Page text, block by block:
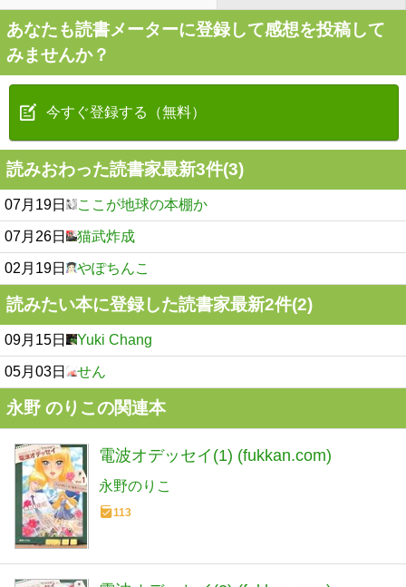
あなたも読書メーターに登録して感想を投稿して
みませんか？
今すぐ登録する（無料）
読みおわった読書家最新3件(3)
07月19日 ここが地球の本棚か
07月26日 猫武炸成
02月19日 やぽちんこ
読みたい本に登録した読書家最新2件(2)
09月15日 Yuki Chang
05月03日 せん
永野 のりこの関連本
電波オデッセイ(1) (fukkan.com)
永野のりこ
113